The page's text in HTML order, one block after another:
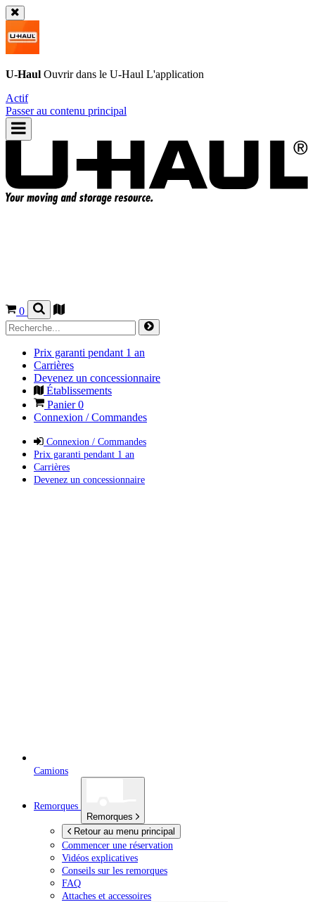
U-Haul Ouvrir dans le U-Haul L'application
Actif
Passer au contenu principal
0
Prix garanti pendant 1 an
Carrières
Devenez un concessionnaire
Établissements
Panier0
Connexion / Commandes
Connexion / Commandes
Prix garanti pendant 1 an
Carrières
Devenez un concessionnaire
Camions
Remorques
Remorques
Retour au menu principal
Commencer une réservation
Vidéos explicatives
Conseils sur les remorques
FAQ
Attaches et accessoires